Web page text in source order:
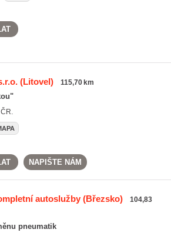
(Litovel) 115,70 km
NAPIŠTE NÁM
autoslužby(Březsko)
104,83
pneumatik